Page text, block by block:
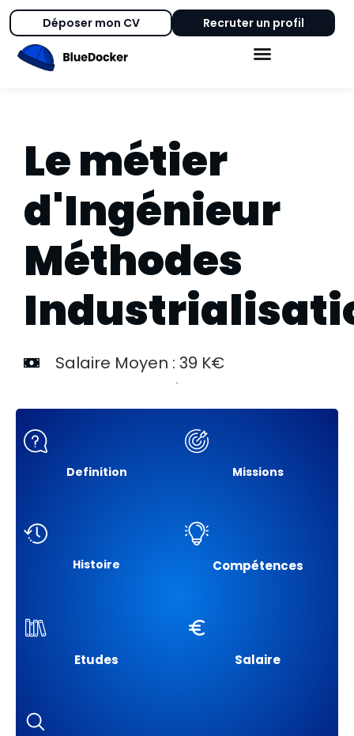
Déposer mon CV Recruter un profil
Le métier
d'Ingénieur
Méthodes
Salaire Moyen : 39 K€
Definition Missions
Histoire Compétences
Etudes Salaire